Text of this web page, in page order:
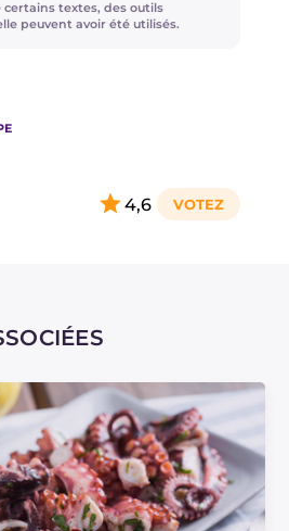
textes, des outils
peuvent avoir été utilisés.
4,6